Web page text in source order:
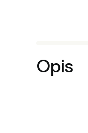
Opis